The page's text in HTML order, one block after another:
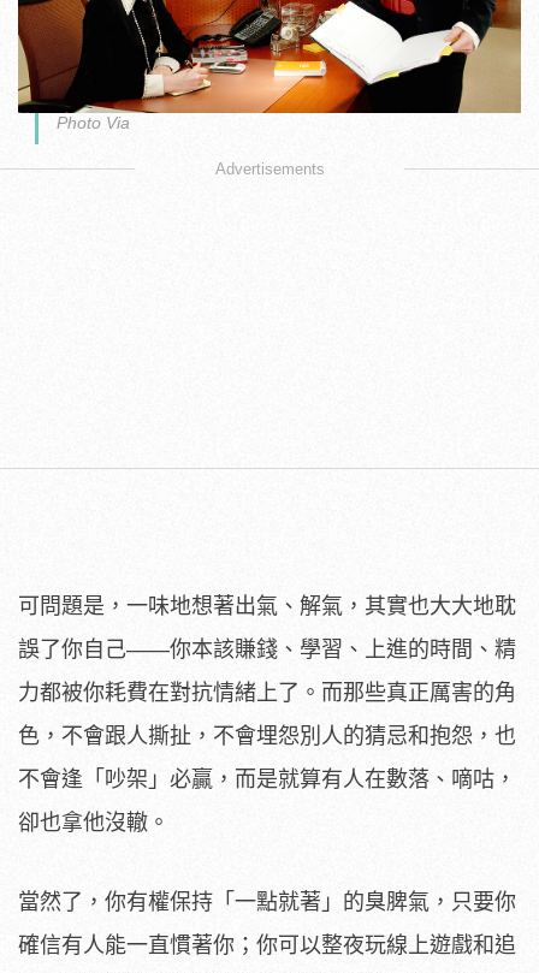
Photo Via
Advertisements
可問題是，一味地想著出氣、解氣，其實也大大地耽
誤了你自己——你本該賺錢、學習、上進的時間、精
力都被你耗費在對抗情緒上了。而那些真正厲害的角
色，不會跟人撕扯，不會埋怨別人的猜忌和抱怨，也
不會逢「吵架」必贏，而是就算有人在數落、嘀咕，
卻也拿他沒轍。
當然了，你有權保持「一點就著」的臭脾氣，只要你
確信有人能一直慣著你；你可以整夜玩線上遊戲和追